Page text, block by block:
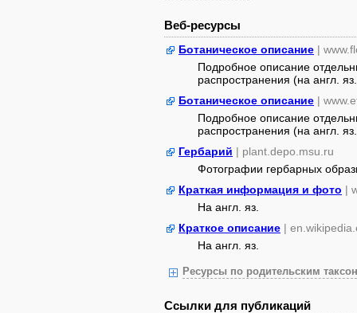
Веб-ресурсы
Ботаническое описание |
Подробное описание
распространения (на англ.
Ботаническое описание |
Подробное описание
распространения (на англ.
Гербарий | plant.depo.msu.ru
Фотографии гербарных
Краткая информация и фото |
На англ. яз.
Краткое описание |
На англ. яз.
Ресурсы по родительским
Ссылки для публикаций